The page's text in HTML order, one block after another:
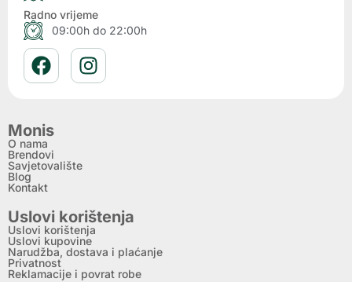
Radno vrijeme
09:00h do 22:00h
Monis
O nama
Brendovi
Savjetovalište
Blog
Kontakt
Uslovi korištenja
Uslovi korištenja
Uslovi kupovine
Narudžba, dostava i plaćanje
Privatnost
Reklamacije i povrat robe